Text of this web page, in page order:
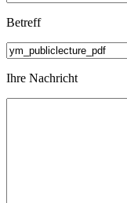
Betreff
Ihre Nachricht